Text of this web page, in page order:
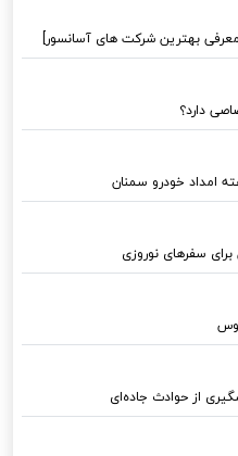
بهترین شرکت های آسانسور]
دارد؟
سفرهای نوروزی